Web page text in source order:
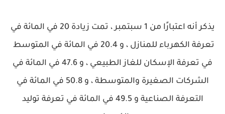
يذكر أنه اعتبارًا من 1 سبتمبر ، تمت زيادة 20 في المائة في
تعرفة الكهرباء للمنازل ، و 20.4 في المائة في المتوسط ​​
في تعرفة الإسكان للغاز الطبيعي ، و 47.6 في المائة في
الشركات الصغيرة والمتوسطة ، و 50.8 في المائة في
التعرفة الصناعية و 49.5 في المائة في تعرفة توليد